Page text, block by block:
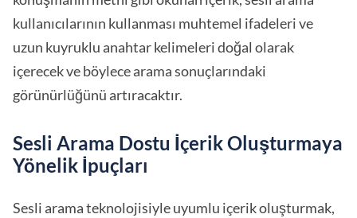
kullanıcılarının kullanması muhtemel ifadeleri ve
uzun kuyruklu anahtar kelimeleri doğal olarak
içerecek ve böylece arama sonuçlarındaki
görünürlüğünü artıracaktır.
Sesli Arama Dostu İçerik Oluşturmaya
Yönelik İpuçları
Sesli arama teknolojisiyle uyumlu içerik oluşturmak,